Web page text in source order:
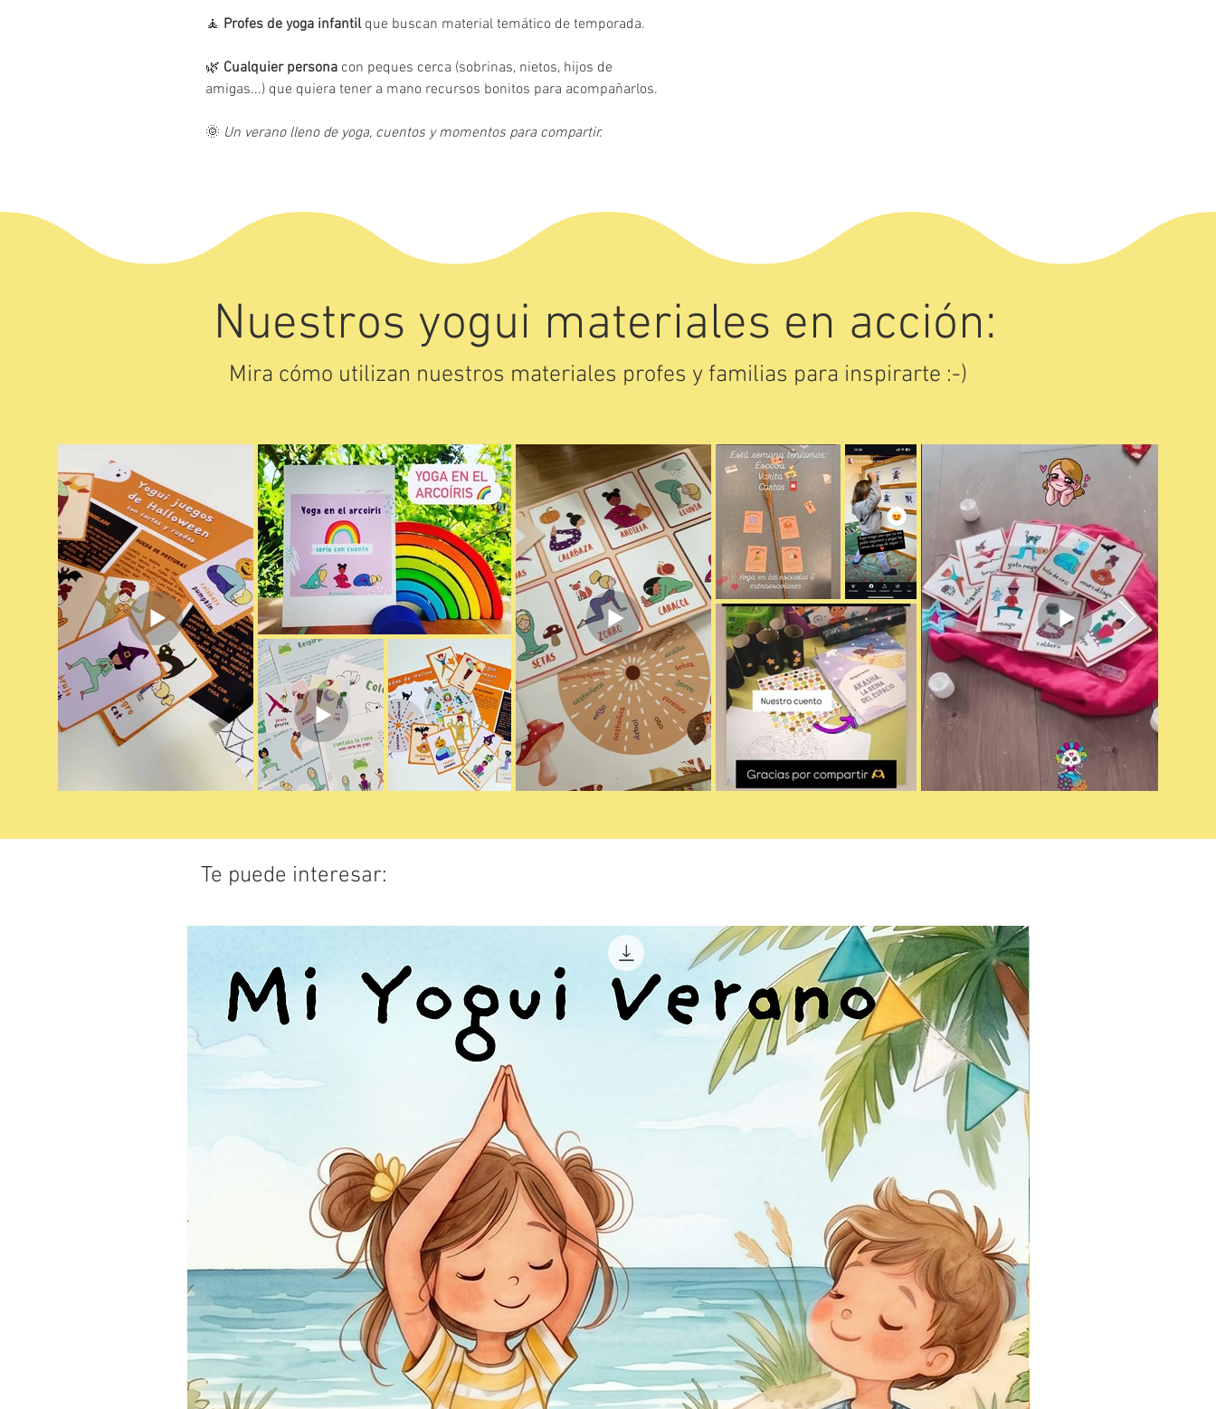
🧘 Profes de yoga infantilque buscan material temático de temporada.
🌿 Cualquier persona con peques cerca (sobrinas, nietos, hijos de
amigas...) que quiera tener a mano recursos bonitos para acompañarlos.
🌞 Un verano lleno de yoga, cuentos y momentos para compartir.
Nuestros yogui materiales en acción:
Mira cómo utilizan nuestros materiales profes y familias para inspirarte :-)
Te puede interesar: